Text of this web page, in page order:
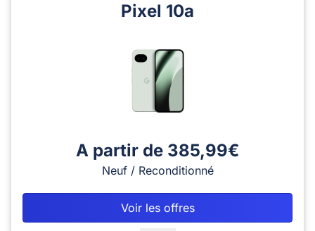
Pixel 10a
A partir de 385,99€
Neuf / Reconditionné
Voir les offres